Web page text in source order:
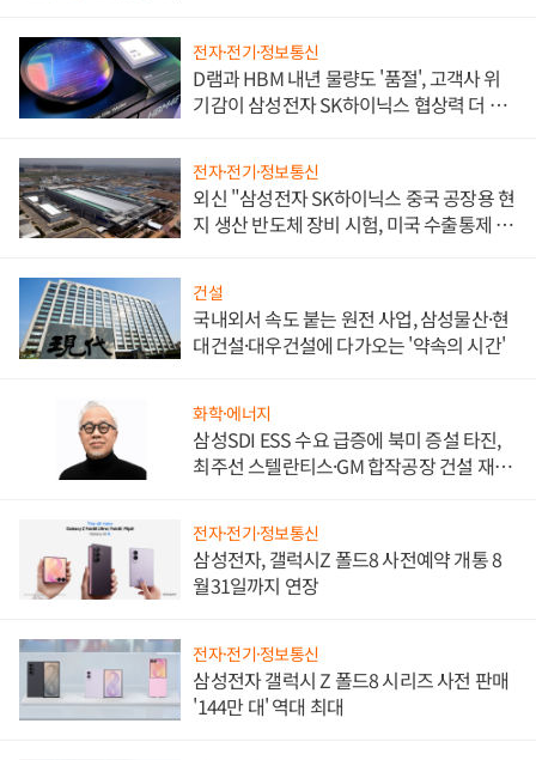
전자·전기·정보통신
D램과 HBM 내년 물량도 '품절', 고객사 위
기감이 삼성전자 SK하이닉스 협상력 더 키
전자·전기·정보통신
외신 "삼성전자 SK하이닉스 중국 공장용 현
지 생산 반도체 장비 시험, 미국 수출통제 대
건설
국내외서 속도 붙는 원전 사업, 삼성물산·현
대건설·대우건설에 다가오는 '약속의 시간'
화학·에너지
삼성SDI ESS 수요 급증에 북미 증설 타진,
최주선 스텔란티스·GM 합작공장 건설 재추
전자·전기·정보통신
삼성전자, 갤럭시Z 폴드8 사전예약 개통 8
월31일까지 연장
전자·전기·정보통신
삼성전자 갤럭시 Z 폴드8 시리즈 사전 판매
'144만 대' 역대 최대